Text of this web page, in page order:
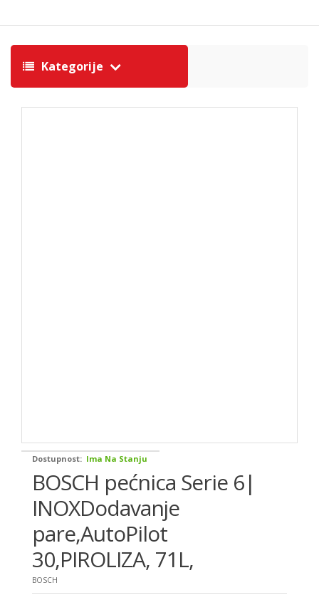
Kategorije
Dostupnost: Ima Na Stanju
BOSCH pećnica Serie 6|
INOXDodavanje
pare,AutoPilot
30,PIROLIZA, 71L,
BOSCH